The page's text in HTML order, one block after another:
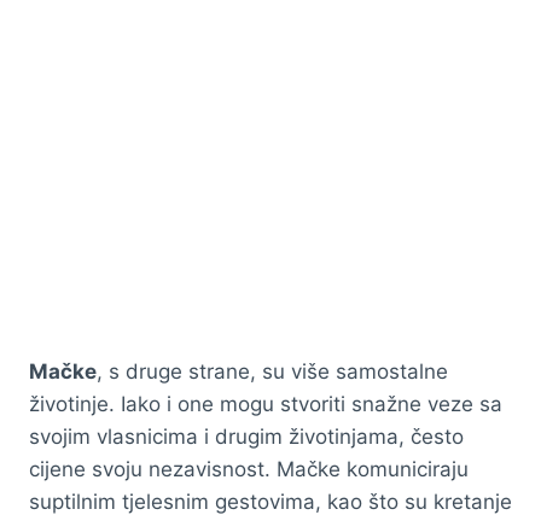
Mačke, s druge strane, su više samostalne
životinje. Iako i one mogu stvoriti snažne veze sa
svojim vlasnicima i drugim životinjama, često
cijene svoju nezavisnost. Mačke komuniciraju
suptilnim tjelesnim gestovima, kao što su kretanje